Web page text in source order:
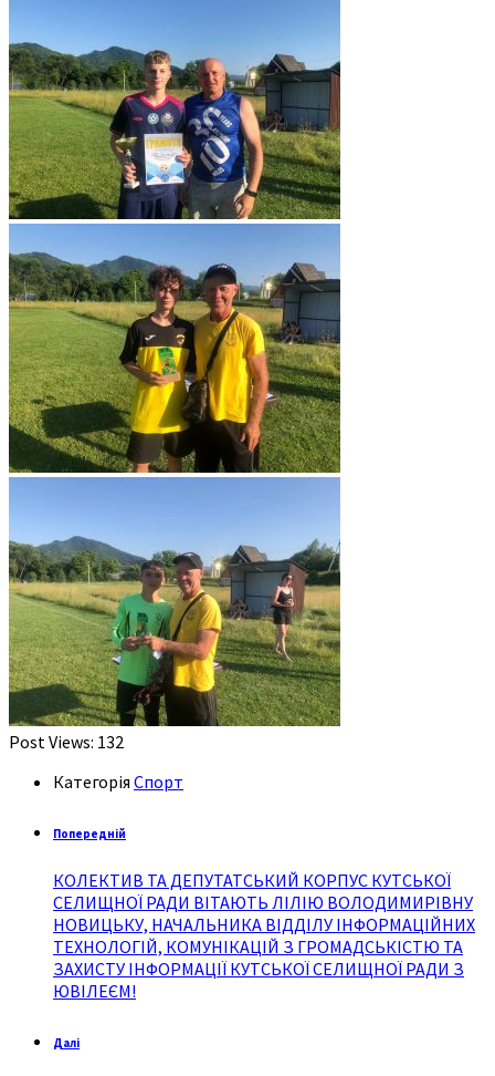
Post Views: 132
Категорія Спорт
Попередній
КОЛЕКТИВ ТА ДЕПУТАТСЬКИЙ КОРПУС КУТСЬКОЇ
СЕЛИЩНОЇ РАДИ ВІТАЮТЬ ЛІЛІЮ ВОЛОДИМИРІВНУ
НОВИЦЬКУ, НАЧАЛЬНИКА ВІДДІЛУ ІНФОРМАЦІЙНИХ
ТЕХНОЛОГІЙ, КОМУНІКАЦІЙ З ГРОМАДСЬКІСТЮ ТА
ЗАХИСТУ ІНФОРМАЦІЇ КУТСЬКОЇ СЕЛИЩНОЇ РАДИ З
ЮВІЛЕЄМ!
Далі